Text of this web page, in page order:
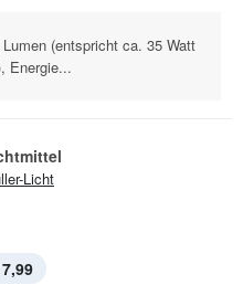
(entspricht ca. 35 Watt
Energie...
Licht